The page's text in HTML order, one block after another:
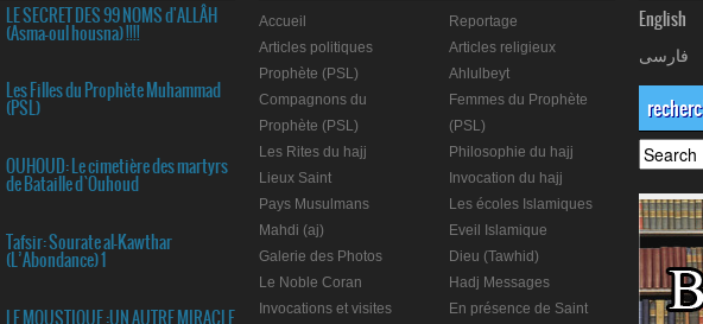
LE SECRET DES 99 NOMS d'ALLÂH
(Asma-oul housna) !!!!
Les Filles du Prophète Muhammad
(PSL)
OUHOUD: Le cimetière des martyrs
de Bataille d`Ouhoud
Tafsir: Sourate al-Kawthar
(L’Abondance) 1
LE MOUSTIQUE :UN AUTRE MIRACLE
Accueil
Reportage
Articles politiques
Articles religieux
Prophète (PSL)
Ahlulbeyt
Compagnons du
Prophète (PSL)
Femmes du Prophète
(PSL)
Les Rites du hajj
Philosophie du hajj
Lieux Saint
Invocation du hajj
Pays Musulmans
Les écoles Islamiques
Mahdi (aj)
Eveil Islamique
Galerie des Photos
Dieu (Tawhid)
Le Noble Coran
Hadj Messages
Invocations et visites
En présence de Saint
English
فارسی